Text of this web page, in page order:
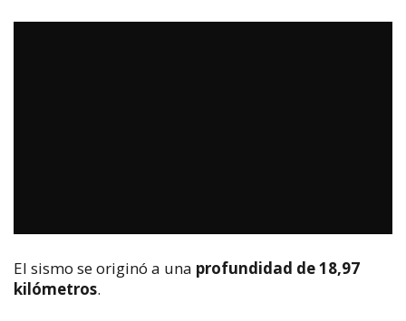
El sismo se originó a una profundidad de 18,97
kilómetros.